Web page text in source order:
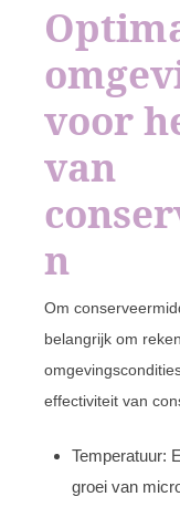
voor
van
n
Om
belangrijk om
effectiviteit van
Temperatuur:
groei van